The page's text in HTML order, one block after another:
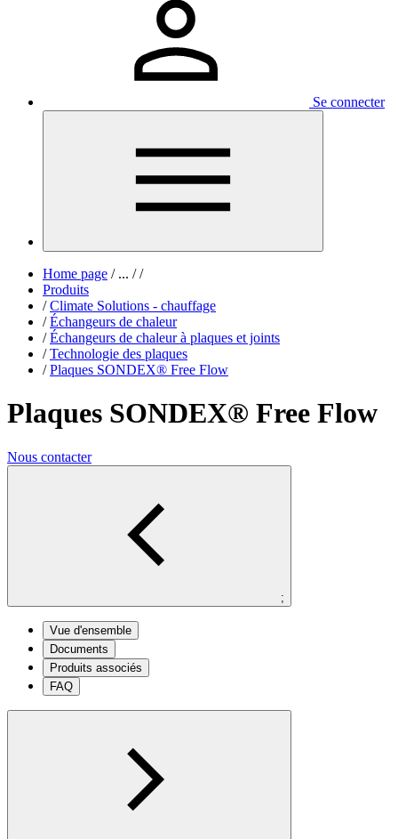
Se connecter
Home page /... / /
Produits
/ Climate Solutions - chauffage
/ Échangeurs de chaleur
/ Échangeurs de chaleur à plaques et joints
/ Technologie des plaques
/ Plaques SONDEX® Free Flow
Plaques SONDEX® Free Flow
Nous contacter
;
Vue d'ensemble
Documents
Produits associés
FAQ